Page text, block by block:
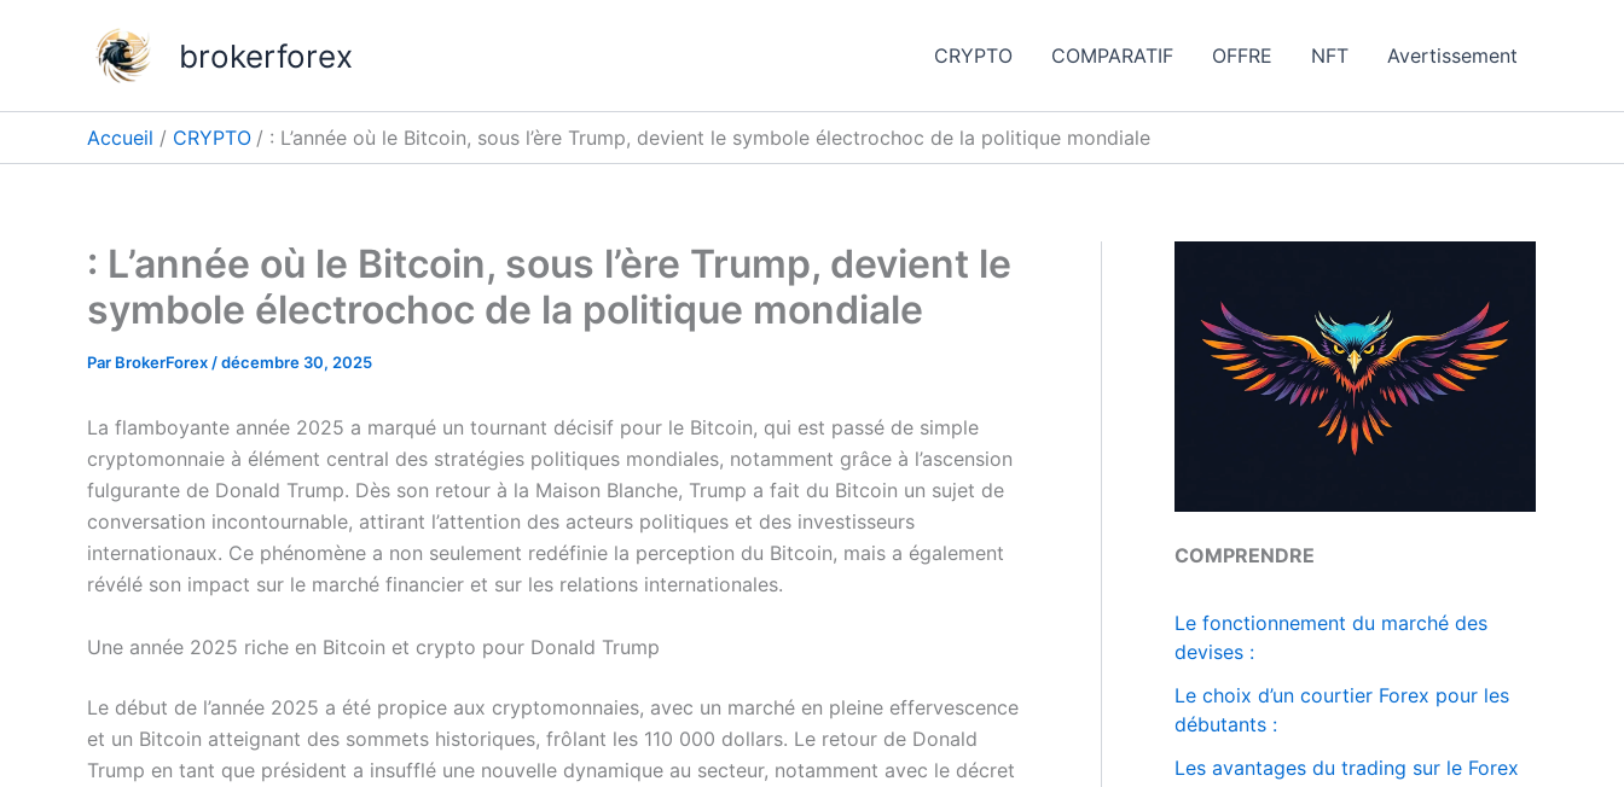
brokerforex CRYPTO COMPARATIF OFFRE NFT Avertissement
Accueil CRYPTO : L’année où le Bitcoin, sous l’ère Trump, devient le symbole électrochoc de la politique mondiale
: L’année où le Bitcoin, sous l’ère Trump, devient le
symbole électrochoc de la politique mondiale
Par BrokerForex /décembre 30, 2025
La flamboyante année 2025 a marqué un tournant décisif pour le Bitcoin, qui est passé de simple
cryptomonnaie à élément central des stratégies politiques mondiales, notamment grâce à l’ascension
fulgurante de Donald Trump. Dès son retour à la Maison Blanche, Trump a fait du Bitcoin un sujet de
conversation incontournable, attirant l’attention des acteurs politiques et des investisseurs
internationaux. Ce phénomène a non seulement redéfinie la perception du Bitcoin, mais a également
révélé son impact sur le marché financier et sur les relations internationales.
Une année 2025 riche en Bitcoin et crypto pour Donald Trump
Le début de l’année 2025 a été propice aux cryptomonnaies, avec un marché en pleine effervescence
et un Bitcoin atteignant des sommets historiques, frôlant les 110 000 dollars. Le retour de Donald
Trump en tant que président a insufflé une nouvelle dynamique au secteur, notamment avec le décret
COMPRENDRE
Le fonctionnement du marché des
devises :
Le choix d’un courtier Forex pour les
débutants :
Les avantages du trading sur le Forex